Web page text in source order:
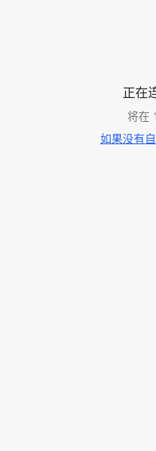
正在
将在 1
如果没有